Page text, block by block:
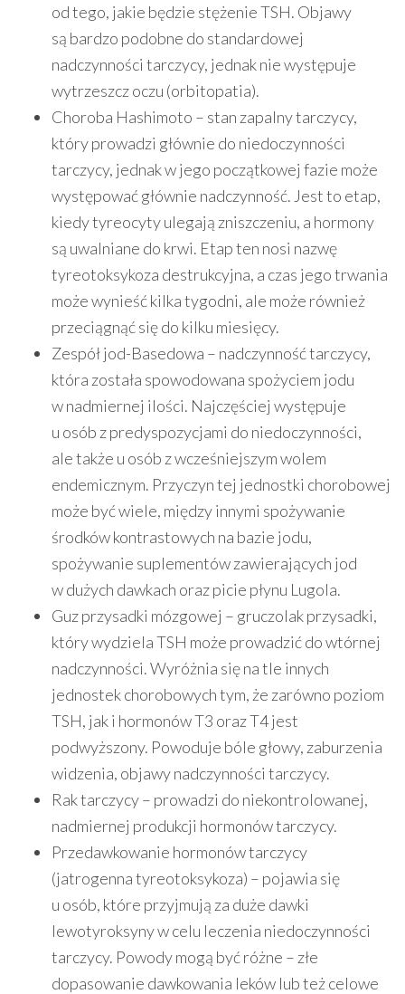
od tego, jakie będzie stężenie TSH. Objawy
są bardzo podobne do standardowej
nadczynności tarczycy, jednak nie występuje
wytrzeszcz oczu (orbitopatia).
Choroba Hashimoto – stan zapalny tarczycy,
który prowadzi głównie do niedoczynności
tarczycy, jednak w jego początkowej fazie może
występować głównie nadczynność. Jest to etap,
kiedy tyreocyty ulegają zniszczeniu, a hormony
są uwalniane do krwi. Etap ten nosi nazwę
tyreotoksykoza destrukcyjna, a czas jego trwania
może wynieść kilka tygodni, ale może również
przeciągnąć się do kilku miesięcy.
Zespół jod-Basedowa – nadczynność tarczycy,
która została spowodowana spożyciem jodu
w nadmiernej ilości. Najczęściej występuje
u osób z predyspozycjami do niedoczynności,
ale także u osób z wcześniejszym wolem
endemicznym. Przyczyn tej jednostki chorobowej
może być wiele, między innymi spożywanie
środków kontrastowych na bazie jodu,
spożywanie suplementów zawierających jod
w dużych dawkach oraz picie płynu Lugola.
Guz przysadki mózgowej – gruczolak przysadki,
który wydziela TSH może prowadzić do wtórnej
nadczynności. Wyróżnia się na tle innych
jednostek chorobowych tym, że zarówno poziom
TSH, jak i hormonów T3 oraz T4 jest
podwyższony. Powoduje bóle głowy, zaburzenia
widzenia, objawy nadczynności tarczycy.
Rak tarczycy – prowadzi do niekontrolowanej,
nadmiernej produkcji hormonów tarczycy.
Przedawkowanie hormonów tarczycy
(jatrogenna tyreotoksykoza) – pojawia się
u osób, które przyjmują za duże dawki
lewotyroksyny w celu leczenia niedoczynności
tarczycy. Powody mogą być różne – złe
dopasowanie dawkowania leków lub też celowe